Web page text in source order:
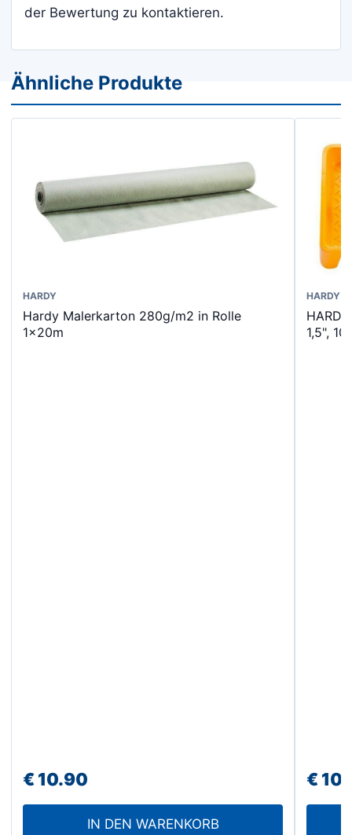
der Bewertung zu kontaktieren.
Ähnliche Produkte
HARDY
Hardy Malerkarton 280g/m2 in Rolle
1x20m
€10.90
IN DEN WARENKORB
HARDY
1,5",
€